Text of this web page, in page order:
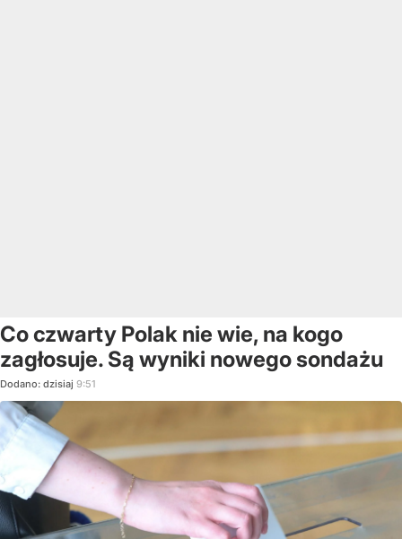
Co czwarty Polak nie wie, na kogo
zagłosuje. Są wyniki nowego sondażu
Dodano: dzisiaj 9:51